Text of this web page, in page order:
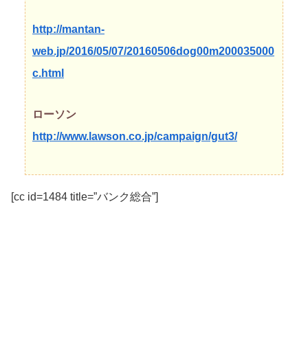
http://mantan-
web.jp/2016/05/07/20160506dog00m200035000
c.html
ローソン
http://www.lawson.co.jp/campaign/gut3/
[cc id=1484 title=”バンク総合”]